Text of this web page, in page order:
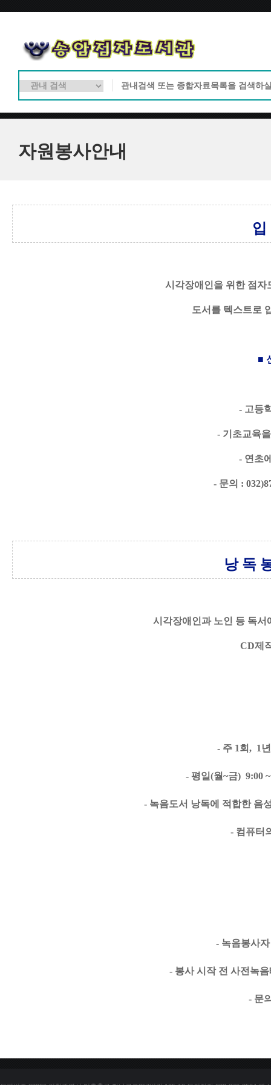
자원봉사안내
입
시각장애인을 위한 점자
도서를 텍스트로
■
- 고등
- 기초교육
- 연초
- 문의 :
낭 독
시각장애인과 노인 등 독서
CD제
- 주 1회 ,  1
- 평일(월~금)
- 녹음도서 낭독에 적합한 음
- 컴퓨터
- 녹음봉사
- 봉사 시작 전 사전녹
- 문